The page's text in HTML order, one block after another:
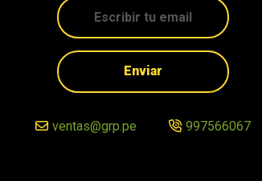
Enviar
ventas@grp.pe 997566067